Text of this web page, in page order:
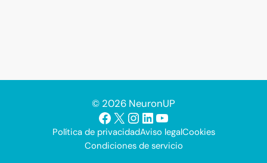
© 2026 NeuronUP
Facebook
X Instagram
LinkedIn
YouTube
Política de privacidadAviso legalCookies
Condiciones de servicio